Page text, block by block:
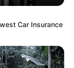
These 8
They Became
Car Insurance